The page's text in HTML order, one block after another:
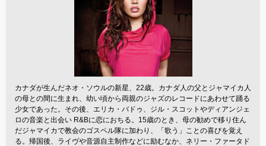
カナダが生んだネオ・ソウルの新星、22歳。カナダ人の父とジャマイカ人
の母との間に生まれ、幼い頃から両親のジャズのレコードにあわせて踊る
少女であった。その後、エリカ・バドゥ、ジル・スコットやディアンジェ
ロの音楽と出会い R&Bに恋におちる。15歳のとき、母の勧めで移り住ん
だジャマイカで教会のゴスペル隊に加わり、「歌う」ことの喜びを覚え
る。帰国後、ライヴや音源自主制作などに励むなか、ネリー・ファータド